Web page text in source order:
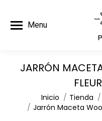
Menu
JARRÓN
Estás aquí:
Inicio Tienda
Jarrón Maceta